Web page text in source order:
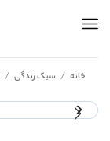
خانه / سبک زندگی /